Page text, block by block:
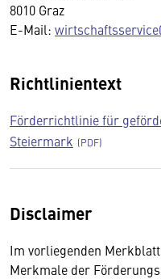
8010 Graz
E-Mail:
Richtlinientext
Förderrichtlinie für
Steiermark
Disclaimer
Im vorliegenden
Merkmale der